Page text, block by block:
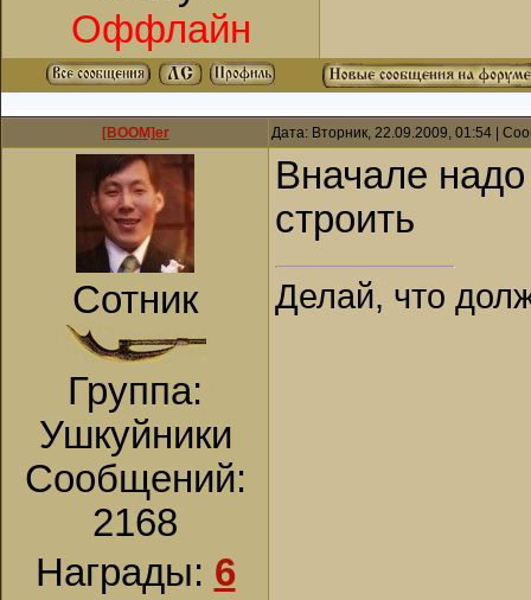
Оффлайн
[BOOM]er Дата: Вторник, 22.09.2009, 01:54 |
Сотник
Группа:
Ушкуйники
Сообщений:
2168
Награды: 6
Вначале
строить
Делай, что